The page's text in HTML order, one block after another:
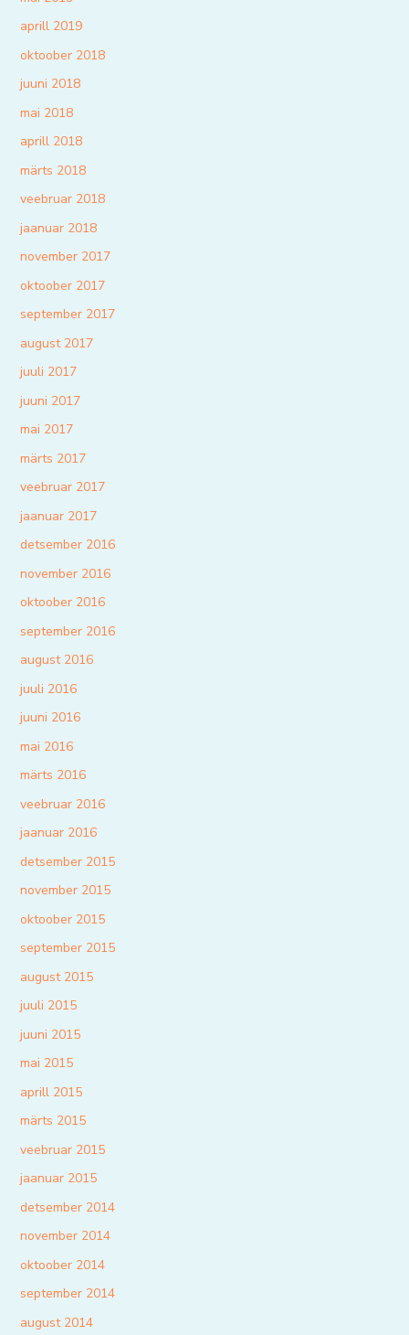
aprill 2019
oktoober 2018
juuni 2018
mai 2018
aprill 2018
märts 2018
veebruar 2018
jaanuar 2018
november 2017
oktoober 2017
september 2017
august 2017
juuli 2017
juuni 2017
mai 2017
märts 2017
veebruar 2017
jaanuar 2017
detsember 2016
november 2016
oktoober 2016
september 2016
august 2016
juuli 2016
juuni 2016
mai 2016
märts 2016
veebruar 2016
jaanuar 2016
detsember 2015
november 2015
oktoober 2015
september 2015
august 2015
juuli 2015
juuni 2015
mai 2015
aprill 2015
märts 2015
veebruar 2015
jaanuar 2015
detsember 2014
november 2014
oktoober 2014
september 2014
august 2014